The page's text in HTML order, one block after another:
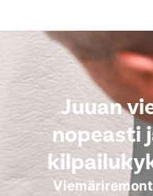
Juuan
nopeasti